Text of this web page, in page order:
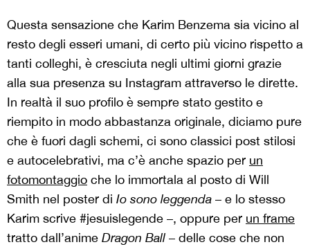
Questa sensazione che Karim Benzema sia vicino al
resto degli esseri umani, di certo più vicino rispetto a
tanti colleghi, è cresciuta negli ultimi giorni grazie
alla sua presenza su Instagram attraverso le dirette.
In realtà il suo profilo è sempre stato gestito e
riempito in modo abbastanza originale, diciamo pure
che è fuori dagli schemi, ci sono classici post stilosi
e autocelebrativi, ma c’è anche spazio per un
fotomontaggio che lo immortala al posto di Will
Smith nel poster di Io sono leggenda – e lo stesso
Karim scrive #jesuislegende –, oppure per un frame
tratto dall’anime Dragon Ball – delle cose che non